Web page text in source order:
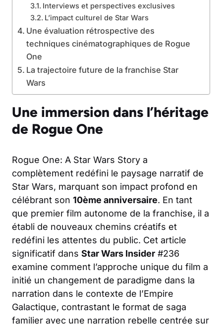
Interviews et perspectives exclusives
L’impact culturel de Star Wars
Une évaluation rétrospective des
techniques cinématographiques de Rogue
One
La trajectoire future de la franchise Star
Wars
Une immersion dans l’héritage
de Rogue One
Rogue One: A Star Wars Story a
complètement redéfini le paysage narratif de
Star Wars, marquant son impact profond en
célébrant son 10ème anniversaire. En tant
que premier film autonome de la franchise, il a
établi de nouveaux chemins créatifs et
redéfini les attentes du public. Cet article
significatif dans Star Wars Insider #236
examine comment l’approche unique du film a
initié un changement de paradigme dans la
narration dans le contexte de l’Empire
Galactique, contrastant le format de saga
familier avec une narration rebelle centrée sur